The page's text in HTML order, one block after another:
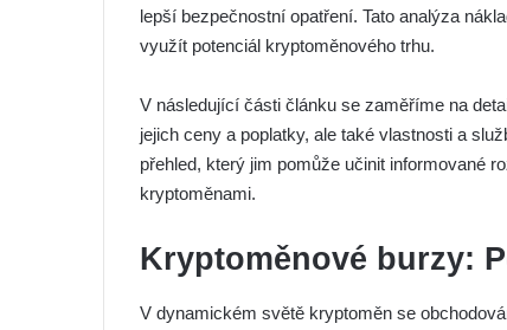
lepší bezpečnostní opatření. Tato analýza
využít potenciál kryptoměnového trhu.
V následující části článku se zaměříme na
jejich ceny a poplatky, ale také vlastnosti a
přehled, který jim pomůže učinit informované
kryptoměnami.
Kryptoměnové burzy:
V dynamickém světě kryptoměn se